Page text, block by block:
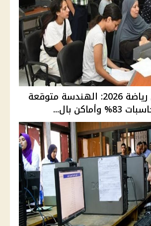
تنسيق علمي رياضة 2026: الهندسة متوقعة